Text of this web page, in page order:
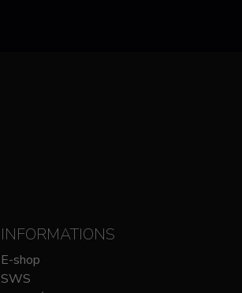
INFORMATIONS
E-shop
SWS